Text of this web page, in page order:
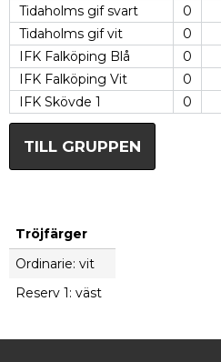
Tidaholms gif svart
0
Tidaholms gif vit
0
IFK Falköping Blå
0
IFK Falköping Vit
0
IFK Skövde 1
0
TILL GRUPPEN
Tröjfärger
Ordinarie: vit
Reserv 1: väst